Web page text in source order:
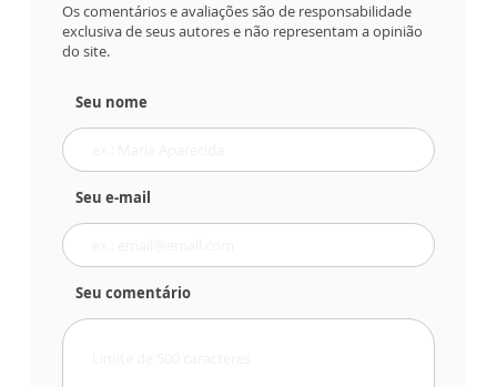
Os comentários e avaliações são de responsabilidade
exclusiva de seus autores e não representam a opinião
do site.
Seu nome
Seu e-mail
Seu comentário